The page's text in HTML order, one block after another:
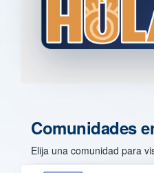
Comunidades
Elija una comunidad para